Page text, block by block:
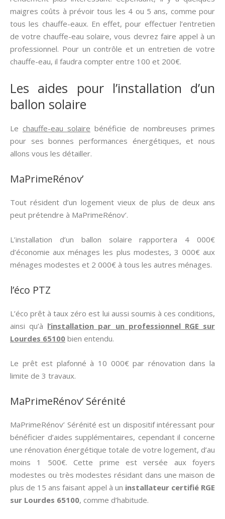
maigres coûts à prévoir tous les 4 ou 5 ans, comme pour
tous les chauffe-eaux. En effet, pour effectuer l’entretien
de votre chauffe-eau solaire, vous devrez faire appel à un
professionnel. Pour un contrôle et un entretien de votre
chauffe-eau, il faudra compter entre 100 et 200€.
Les aides pour l’installation d’un
ballon solaire
Le chauffe-eau solaire bénéficie de nombreuses primes
pour ses bonnes performances énergétiques, et nous
allons vous les détailler.
MaPrimeRénov’
Tout résident d’un logement vieux de plus de deux ans
peut prétendre à MaPrimeRénov’.
L’installation d’un ballon solaire rapportera 4 000€
d’économie aux ménages les plus modestes, 3 000€ aux
ménages modestes et 2 000€ à tous les autres ménages.
l’éco PTZ
L’éco prêt à taux zéro est lui aussi soumis à ces conditions,
ainsi qu’à l’installation par un professionnel RGE sur
Lourdes 65100 bien entendu.
Le prêt est plafonné à 10 000€ par rénovation dans la
limite de 3 travaux.
MaPrimeRénov’ Sérénité
MaPrimeRénov’ Sérénité est un dispositif intéressant pour
bénéficier d’aides supplémentaires, cependant il concerne
une rénovation énergétique totale de votre logement, d’au
moins 1 500€. Cette prime est versée aux foyers
modestes ou très modestes résidant dans une maison de
plus de 15 ans faisant appel à un installateur certifié RGE
sur Lourdes 65100, comme d’habitude.